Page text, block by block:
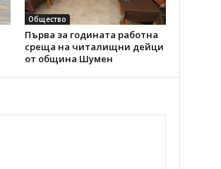
Общество
Първа за годината работна
среща на читалищни дейци
от община Шумен